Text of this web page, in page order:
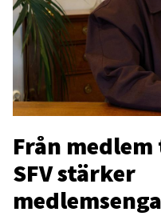
Från
SFV stärker